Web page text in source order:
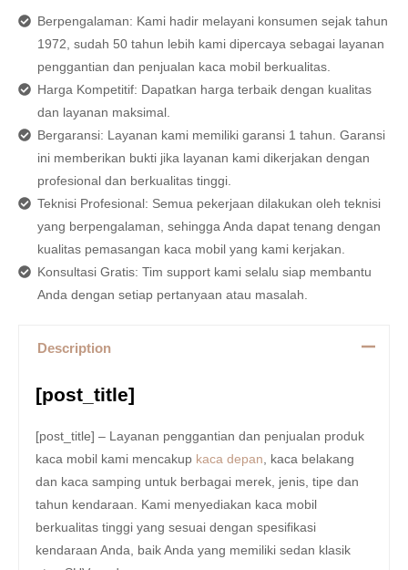
Berpengalaman: Kami hadir melayani konsumen sejak tahun
1972, sudah 50 tahun lebih kami dipercaya sebagai layanan
penggantian dan penjualan kaca mobil berkualitas.
Harga Kompetitif: Dapatkan harga terbaik dengan kualitas
dan layanan maksimal.
Bergaransi: Layanan kami memiliki garansi 1 tahun. Garansi
ini memberikan bukti jika layanan kami dikerjakan dengan
profesional dan berkualitas tinggi.
Teknisi Profesional: Semua pekerjaan dilakukan oleh teknisi
yang berpengalaman, sehingga Anda dapat tenang dengan
kualitas pemasangan kaca mobil yang kami kerjakan.
Konsultasi Gratis: Tim support kami selalu siap membantu
Anda dengan setiap pertanyaan atau masalah.
Description
[post_title]
[post_title] – Layanan penggantian dan penjualan produk
kaca mobil kami mencakup kaca depan , kaca belakang
dan kaca samping untuk berbagai merek, jenis, tipe dan
tahun kendaraan. Kami menyediakan kaca mobil
berkualitas tinggi yang sesuai dengan spesifikasi
kendaraan Anda, baik Anda yang memiliki sedan klasik